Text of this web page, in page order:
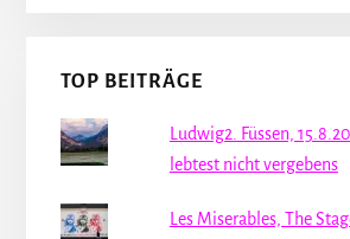
TOP BEITRÄGE
Ludwig2. Füssen,
lebtest nicht vergebens
Les Miserables, The